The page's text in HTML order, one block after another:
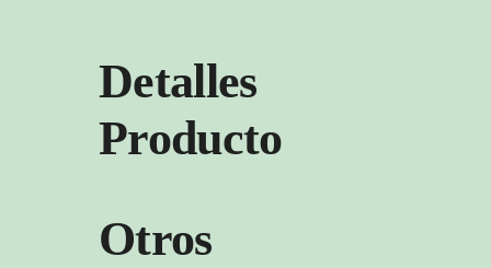
Detalles
Producto
Otros